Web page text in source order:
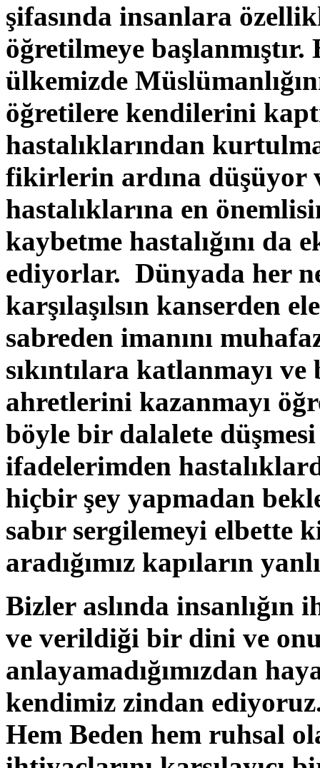
şifasında insanlara
öğretilmeye
ülkemizde
öğretilere kendilerini
hastalıklarından
fikirlerin ardına düşüyor
hastalıklarına en
kaybetme hastalığını
ediyorlar. Dünyada her ne
karşılaşılsın kanserden
sabreden imanını
sıkıntılara katlanmayı
ahretlerini kazanmayı
böyle bir dalalete
ifadelerimden
hiçbir şey yapmadan
sabır sergilemeyi elbette
aradığımız kapıların
Bizler aslında insanlığın
ve verildiği bir dini ve
anlayamadığımızdan
kendimiz zindan
Hem Beden hem ruhsal